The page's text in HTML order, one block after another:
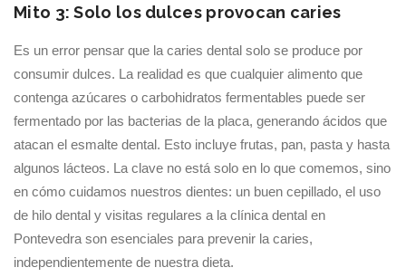
Mito 3: Solo los dulces provocan caries
Es un error pensar que la caries dental solo se produce por
consumir dulces. La realidad es que cualquier alimento que
contenga azúcares o carbohidratos fermentables puede ser
fermentado por las bacterias de la placa, generando ácidos que
atacan el esmalte dental. Esto incluye frutas, pan, pasta y hasta
algunos lácteos. La clave no está solo en lo que comemos, sino
en cómo cuidamos nuestros dientes: un buen cepillado, el uso
de hilo dental y visitas regulares a la clínica dental en
Pontevedra son esenciales para prevenir la caries,
independientemente de nuestra dieta.